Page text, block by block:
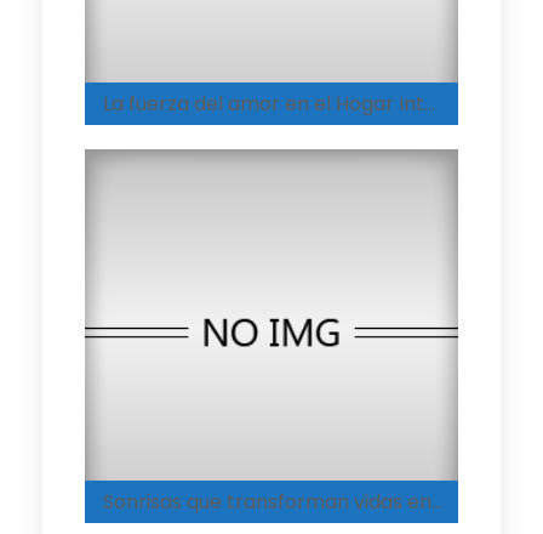
La fuerza del amor en el Hogar Integral de Melgar
Sonrisas que transforman vidas en el Hogar Integral de Medellín